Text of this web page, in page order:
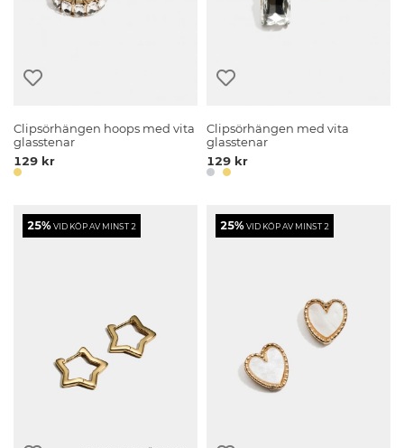
Clipsörhängen hoops med vita
glasstenar
129 kr
Clipsörhängen med vita
glasstenar
129 kr
25%VID KÖP AV MINST 2 25%VID KÖP AV MINST 2